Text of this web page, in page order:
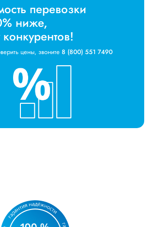
перевозки
ниже,
цены, звоните 8 (800) 551 7490